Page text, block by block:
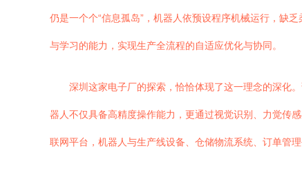
仍是一个个“信息孤岛”，机器人依预设程序机械运行，缺
与学习的能力，实现生产全流程的自适应优化与协同。
深圳这家电子厂的探索，恰恰体现了这一理念的深化
器人不仅具备高精度操作能力，更通过视觉识别、力觉传
联网平台，机器人与生产线设备、仓储物流系统、订单管